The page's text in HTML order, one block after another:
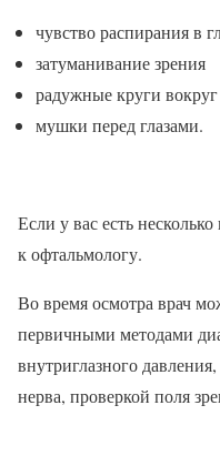
чувство распирания в
затуманивание зрения
радужные круги вокруг
мушки перед глазами.
Если у вас есть
к офтальмологу.
Во время осмотра врач
первичными методами
внутриглазного
нерва, проверкой поля